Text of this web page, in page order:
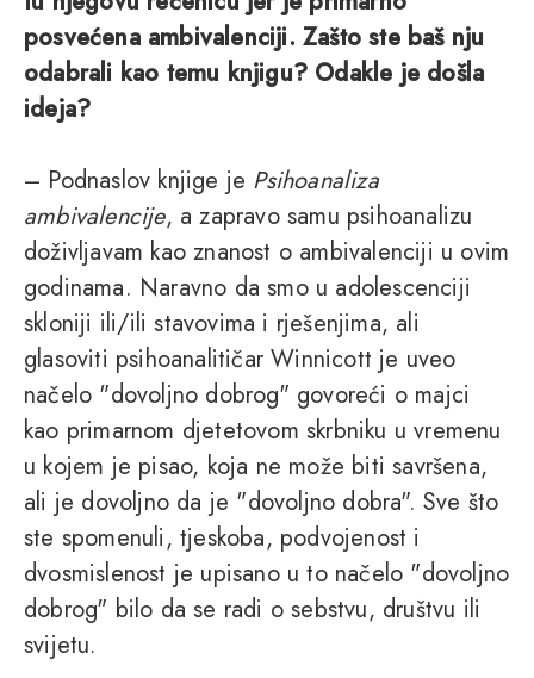
posvećena ambivalenciji. Zašto ste baš nju
odabrali kao temu knjigu? Odakle je došla
ideja?
– Podnaslov knjige je Psihoanaliza
ambivalencije, a zapravo samu psihoanalizu
doživljavam kao znanost o ambivalenciji u ovim
godinama. Naravno da smo u adolescenciji
skloniji ili/ili stavovima i rješenjima, ali
glasoviti psihoanalitičar Winnicott je uveo
načelo "dovoljno dobrog" govoreći o majci
kao primarnom djetetovom skrbniku u vremenu
u kojem je pisao, koja ne može biti savršena,
ali je dovoljno da je "dovoljno dobra". Sve što
ste spomenuli, tjeskoba, podvojenost i
dvosmislenost je upisano u to načelo "dovoljno
dobrog" bilo da se radi o sebstvu, društvu ili
svijetu.